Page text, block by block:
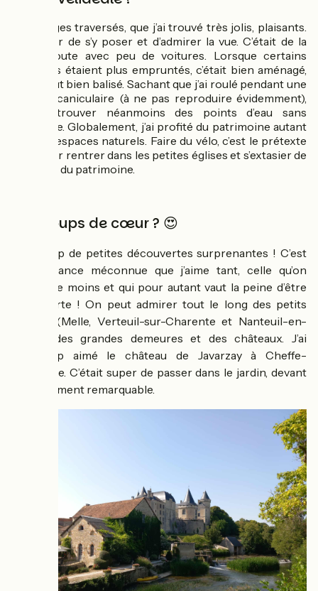
Les villages traversés, que j’ai trouvé très jolis, plaisants.
Un plaisir de s’y poser et d’admirer la vue. C’était de la
petite route avec peu de voitures. Lorsque certains
tronçons étaient plus empruntés, c’était bien aménagé,
et surtout bien balisé. Sachant que j’ai roulé pendant une
période caniculaire (à ne pas reproduire évidemment),
j’ai pu trouver néanmoins des points d’eau sans
problème. Globalement, j’ai profité du patrimoine autant
que des espaces naturels. Faire du vélo, c’est le prétexte
idéal pour rentrer dans les petites églises et s’extasier de
la beauté du patrimoine.
Vos coups de cœur ? 😍
Beaucoup de petites découvertes surprenantes ! C’est
cette France méconnue que j’aime tant, celle qu’on
fréquente moins et qui pour autant vaut la peine d’être
découverte ! On peut admirer tout le long des petits
villages (Melle, Verteuil-sur-Charente et Nanteuil-en-
Vallée) des grandes demeures et des châteaux. J’ai
beaucoup aimé le château de Javarzay à Cheffe-
Boutonne. C’était super de passer dans le jardin, devant
ce monument remarquable.